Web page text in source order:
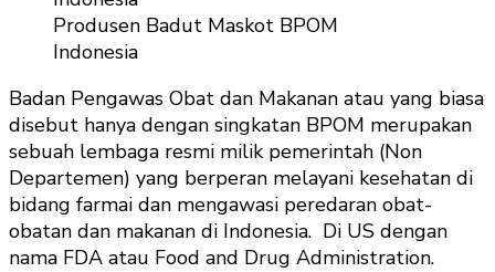
Produsen Badut Maskot BPOM
Indonesia
Badan Pengawas Obat dan Makanan atau yang biasa
disebut hanya dengan singkatan BPOM merupakan
sebuah lembaga resmi milik pemerintah (Non
Departemen) yang berperan melayani kesehatan di
bidang farmai dan mengawasi peredaran obat-
obatan dan makanan di Indonesia. Di US dengan
nama FDA atau Food and Drug Administration.